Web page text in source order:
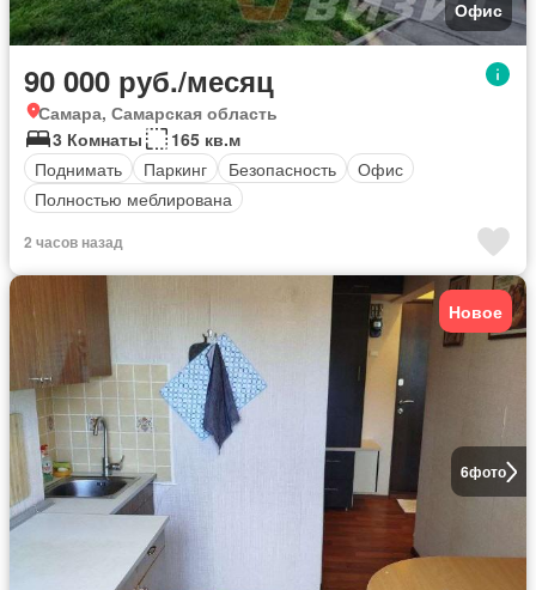
Офис
90 000 руб./месяц
Самара, Самарская область
3 Комнаты
165 кв.м
Поднимать
Паркинг Безопасность
Офис
Полностью меблирована
2 часов назад
6фото
Новое